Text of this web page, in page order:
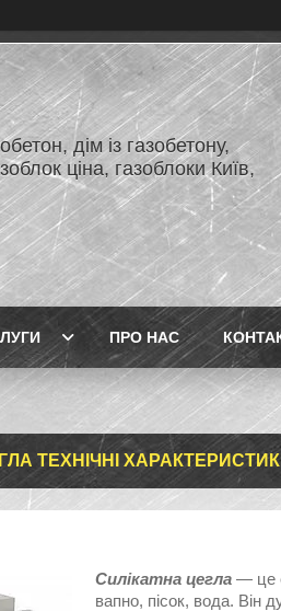
дім із газобетону,
ціна, газоблоки Київ,
ПРО НАС
ТЕХНІЧНІ
Силікатна цегла — це
вапно, пісок, вода. Він